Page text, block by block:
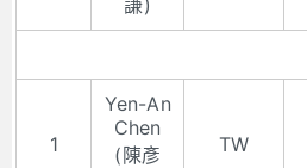
1
Yen-An
Chen
(陳彥
TW